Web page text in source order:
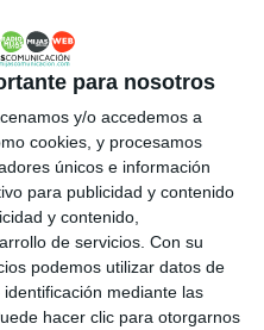
para nosotros
y/o accedemos a
cookies, y procesamos
únicos e información
para publicidad y contenido
y contenido,
de servicios. Con su
podemos utilizar datos de
mediante las
hacer clic para otorgarnos